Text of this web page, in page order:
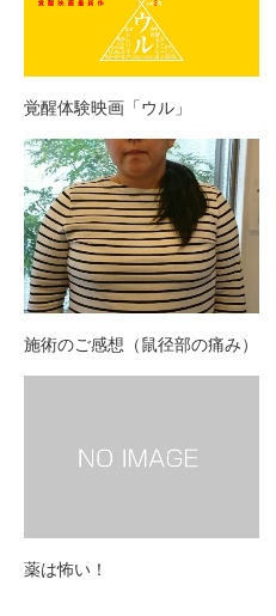
覚醒体験映画「ウル」
施術のご感想（鼠径部の痛み）
薬は怖い！